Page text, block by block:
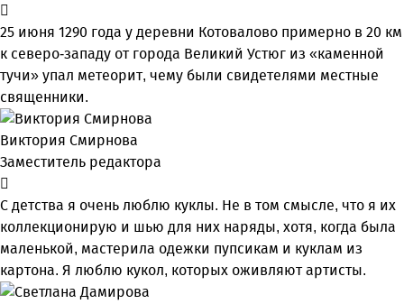
25 июня 1290 года у деревни Котовалово примерно в 20 км
к северо-западу от города Великий Устюг из «каменной
тучи» упал метеорит, чему были свидетелями местные
священники.
Виктория Смирнова
Заместитель редактора
С детства я очень люблю куклы. Не в том смысле, что я их
коллекционирую и шью для них наряды, хотя, когда была
маленькой, мастерила одежки пупсикам и куклам из
картона. Я люблю кукол, которых оживляют артисты.